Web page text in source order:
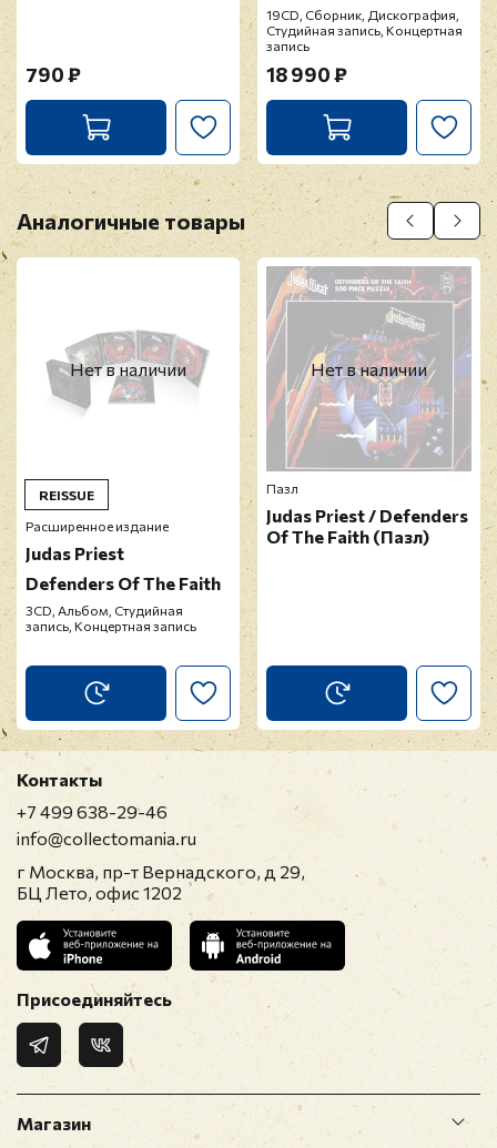
790 ₽
19CD, Сборник, Дискография,
Студийная запись, Концертная
запись
18 990 ₽
Аналогичные товары
Нет в наличии
REISSUE
Расширенное издание
Judas Priest
Defenders Of The Faith
3CD, Альбом, Студийная
запись, Концертная запись
Нет в наличии
Пазл
Judas Priest / Defenders
Of The Faith (Пазл)
Магазин
Контакты
+7 499 638-29-46
info@collectomania.ru
г Москва, пр-т Вернадского, д 29,
БЦ Лето, офис 1202
Присоединяйтесь